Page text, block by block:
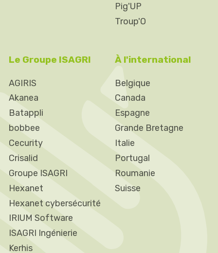
Pig'UP
Troup'O
Le Groupe ISAGRI
AGIRIS
Akanea
Batappli
bobbee
Cecurity
Crisalid
Groupe ISAGRI
Hexanet
Hexanet cybersécurité
IRIUM Software
ISAGRI Ingénierie
Kerhis
À l'international
Belgique
Canada
Espagne
Grande Bretagne
Italie
Portugal
Roumanie
Suisse